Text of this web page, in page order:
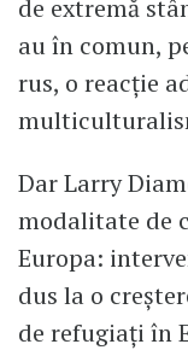
de extremă
au în comun,
rus, o reacţie
Dar Larry
modalitate de
Europa:
dus la o
de refugiaţi în